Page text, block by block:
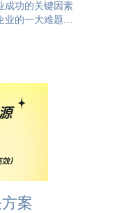
成功的关键因素
业的一大难题。
损，还可能引
了解决这一问
案